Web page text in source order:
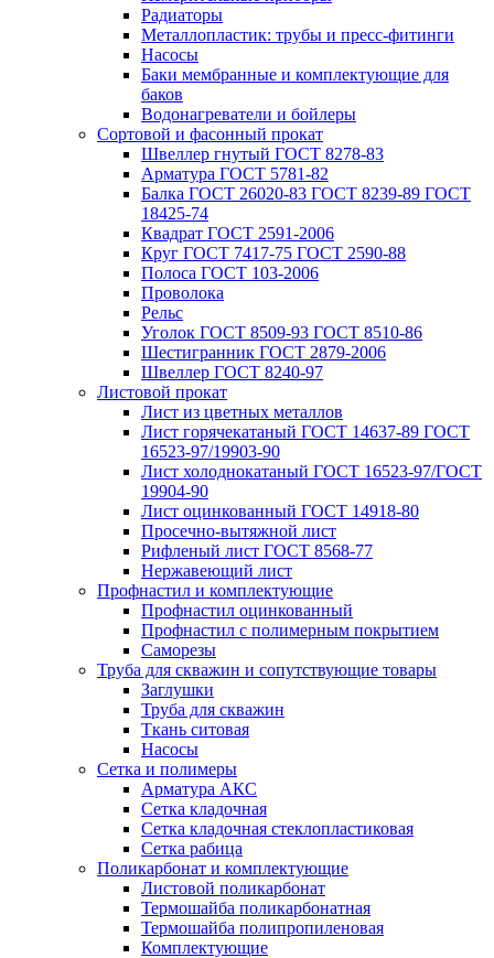
Радиаторы
Металлопластик: трубы и пресс-фитинги
Насосы
Баки мембранные и комплектующие для
баков
Водонагреватели и бойлеры
Сортовой и фасонный прокат
Швеллер гнутый ГОСТ 8278-83
Арматура ГОСТ 5781-82
Балка ГОСТ 26020-83 ГОСТ 8239-89 ГОСТ
18425-74
Квадрат ГОСТ 2591-2006
Круг ГОСТ 7417-75 ГОСТ 2590-88
Полоса ГОСТ 103-2006
Проволока
Рельс
Уголок ГОСТ 8509-93 ГОСТ 8510-86
Шестигранник ГОСТ 2879-2006
Швеллер ГОСТ 8240-97
Листовой прокат
Лист из цветных металлов
Лист горячекатаный ГОСТ 14637-89 ГОСТ
16523-97/19903-90
Лист холоднокатаный ГОСТ 16523-97/ГОСТ
19904-90
Лист оцинкованный ГОСТ 14918-80
Просечно-вытяжной лист
Рифленый лист ГОСТ 8568-77
Нержавеющий лист
Профнастил и комплектующие
Профнастил оцинкованный
Профнастил с полимерным покрытием
Саморезы
Труба для скважин и сопутствующие товары
Заглушки
Труба для скважин
Ткань ситовая
Насосы
Сетка и полимеры
Арматура АКС
Сетка кладочная
Сетка кладочная стеклопластиковая
Сетка рабица
Поликарбонат и комплектующие
Листовой поликарбонат
Термошайба поликарбонатная
Термошайба полипропиленовая
Комплектующие